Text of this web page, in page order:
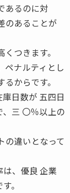
あるのに対
のあることが
つきます。
ペナルティとし
からです。
日数が 五四日
三 〇％以上の
の違いとなって
、優良 企業
。